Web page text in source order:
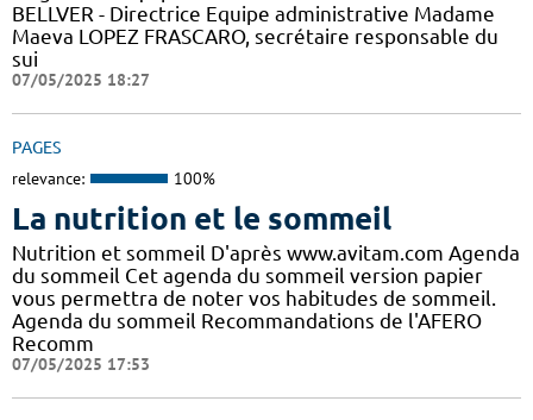
BELLVER - Directrice Equipe administrative Madame
Maeva LOPEZ FRASCARO, secrétaire responsable du
sui
07/05/2025 18:27
PAGES
relevance: 100%
La nutrition et le sommeil
Nutrition et sommeil D'après www.avitam.com Agenda
du sommeil Cet agenda du sommeil version papier
vous permettra de noter vos habitudes de sommeil.
Agenda du sommeil Recommandations de l'AFERO
Recomm
07/05/2025 17:53